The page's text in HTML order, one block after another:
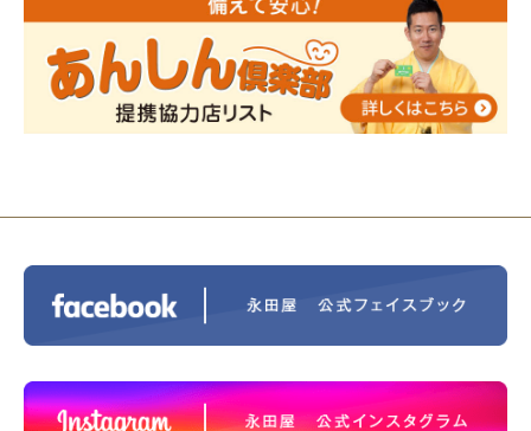
2023/12/16終活なるほど教室＠小さな家族葬ハウ
ス®上鶴間 エンディングノートを書いてみよう！
2023/11/29 永田屋創業110周年記念式典 レンブラ
ントホテル東京町田